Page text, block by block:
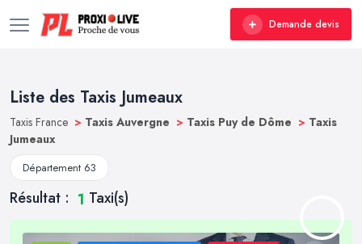
Demande devis
Liste des Taxis Jumeaux
Taxis France > Taxis Auvergne > Taxis Puy de Dôme > Taxis
Jumeaux
Département 63
Résultat : 1 Taxi(s)